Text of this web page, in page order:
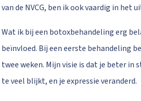
van de NVCG, ben ik ook vaardig in het
Wat ik bij een botoxbehandeling erg
beïnvloed. Bij een eerste behandeling
twee weken. Mijn visie is dat je beter
te veel blijkt, en je expressie veranderd.